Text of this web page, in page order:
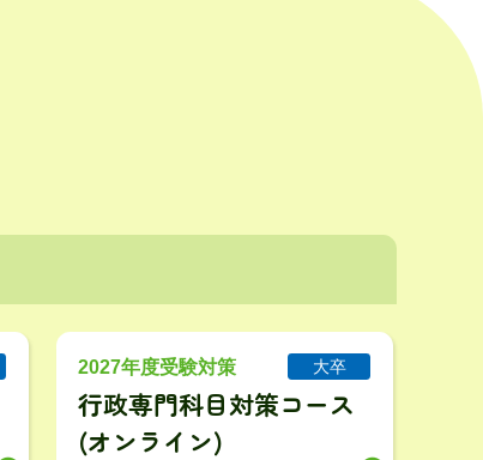
2027年度受験対策 大卒
行政専門科目対策コース
(オンライン)